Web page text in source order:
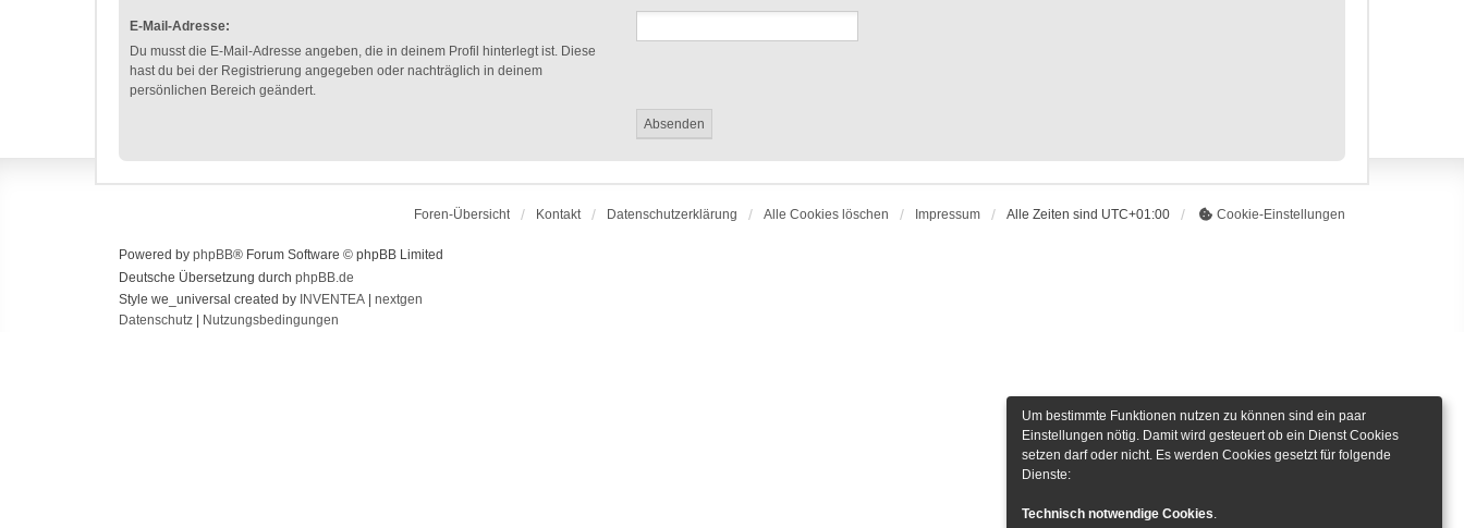
E-Mail-Adresse:
Du musst die E-Mail-Adresse angeben, die in deinem Profil hinterlegt ist. Diese
hast du bei der Registrierung angegeben oder nachträglich in deinem
persönlichen Bereich geändert.
Foren-Übersicht Kontakt Datenschutzerklärung Alle Cookies löschen Impressum Alle Zeiten sind UTC+01:00 Cookie-Einstellungen
Powered by phpBB® Forum Software © phpBB Limited
Deutsche Übersetzung durch phpBB.de
Style we_universal created by INVENTEA
nextgen
Datenschutz
Nutzungsbedingungen
Um bestimmte Funktionen nutzen zu können sind ein paar
Einstellungen nötig. Damit wird gesteuert ob ein Dienst Cookies
setzen darf oder nicht. Es werden Cookies gesetzt für folgende
Dienste:
Technisch notwendige Cookies.